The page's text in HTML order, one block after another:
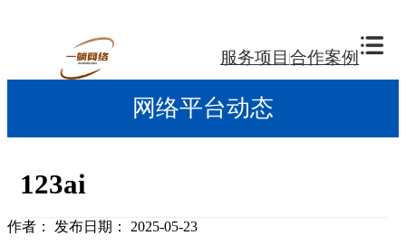
服务项目 合作案例
网络平台动态
123ai
作者： 发布日期： 2025-05-23